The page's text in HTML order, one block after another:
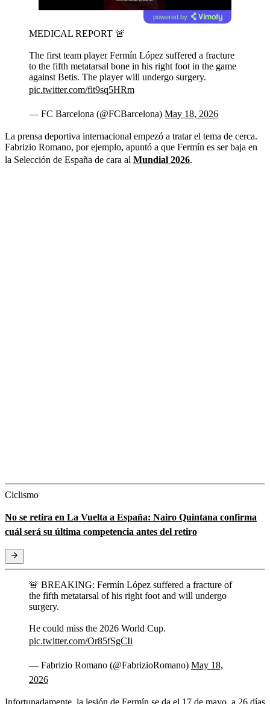
powered by
MEDICAL REPORT 🚨
The first team player Fermín López suffered a fracture
to the fifth metatarsal bone in his right foot in the game
against Betis. The player will undergo surgery.
pic.twitter.com/fit9sq5HRm
— FC Barcelona (@FCBarcelona) May 18, 2026
La prensa deportiva internacional empezó a tratar el tema de cerca.
Fabrizio Romano, por ejemplo, apuntó a que Fermín es ser baja en
la Selección de España de cara al Mundial 2026.
Ciclismo
No se retira en La Vuelta a España: Nairo Quintana confirma
cuál será su última competencia antes del retiro
🚨 BREAKING: Fermín López suffered a fracture of
the fifth metatarsal of his right foot and will undergo
surgery.
He could miss the 2026 World Cup.
pic.twitter.com/Or85fSgCIi
— Fabrizio Romano (@FabrizioRomano) May 18,
2026
Infortunadamente, la lesión de Fermín se da el 17 de mayo, a 26 días